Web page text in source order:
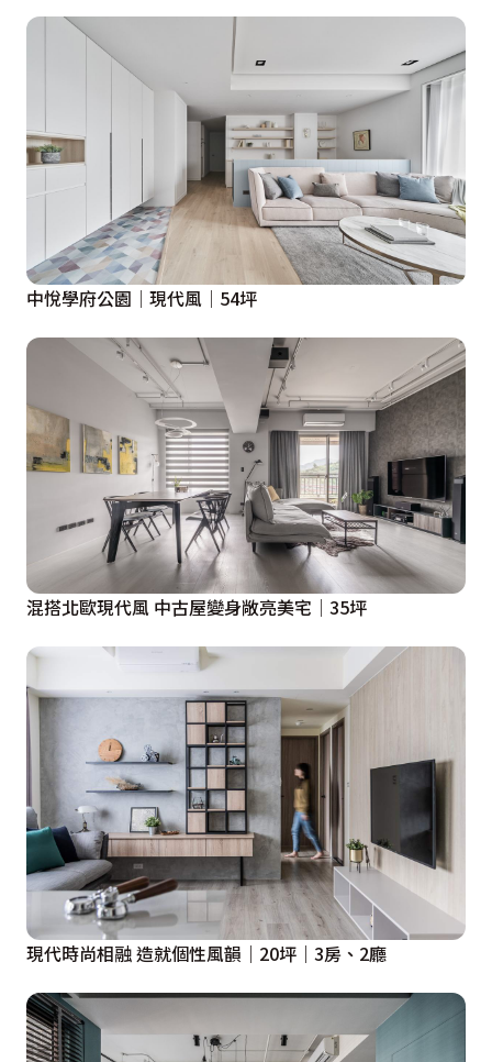
中悅學府公園│現代風│54坪
混搭北歐現代風 中古屋變身敞亮美宅│35坪
現代時尚相融 造就個性風韻｜20坪｜3房、2廳